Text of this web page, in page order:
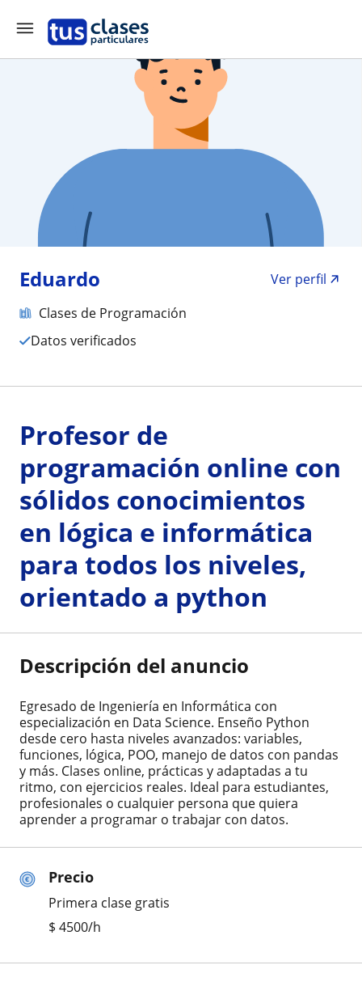
Eduardo
Ver perfil
Clases de Programación
Datos verificados
Precio
Primera clase gratis
$ 4500/h
Profesor de
programación online con
sólidos conocimientos
en lógica e informática
para todos los niveles,
orientado a python
Descripción del anuncio
Egresado de Ingeniería en Informática con
especialización en Data Science. Enseño Python
desde cero hasta niveles avanzados: variables,
funciones, lógica, POO, manejo de datos con pandas
y más. Clases online, prácticas y adaptadas a tu
ritmo, con ejercicios reales. Ideal para estudiantes,
profesionales o cualquier persona que quiera
aprender a programar o trabajar con datos.